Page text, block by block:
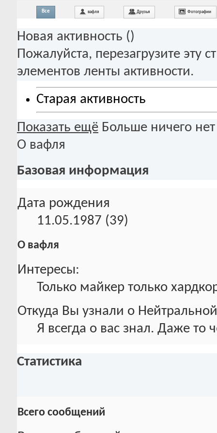
Все вафля Друзья Фотографии
Новая активность ()
Пожалуйста, перезагрузите эту
элементов ленты активности.
Старая активность
Показать ещё Больше ничего нет
О вафля
Базовая информация
Дата рождения
11.05.1987 (39)
О вафля
Интересы:
Только майкер только
Откуда Вы узнали о
Я всегда о вас знал. Даже то
Статистика
Всего сообщений